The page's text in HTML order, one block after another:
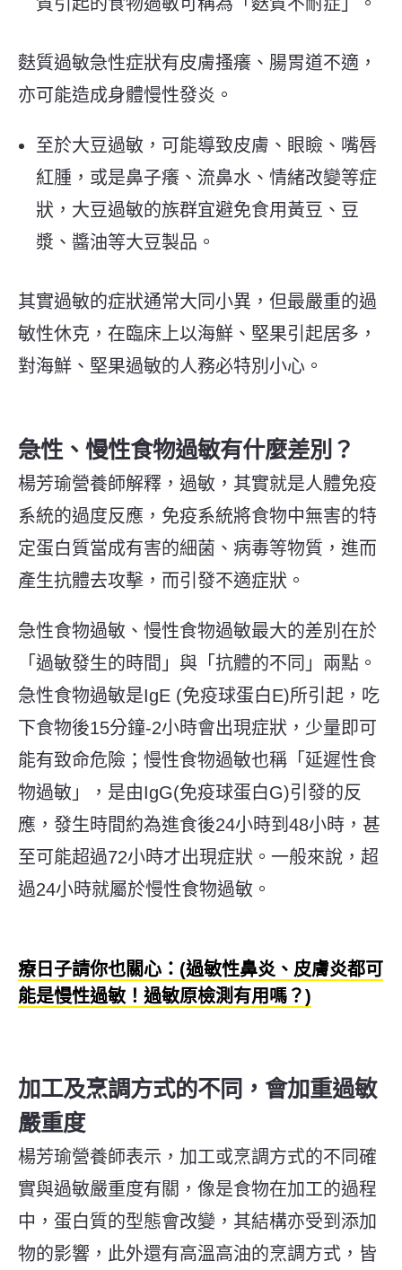
質引起的食物過敏可稱為「麩質不耐症」。
麩質過敏急性症狀有皮膚搔癢、腸胃道不適，
亦可能造成身體慢性發炎。
至於大豆過敏，可能導致皮膚、眼瞼、嘴唇
紅腫，或是鼻子癢、流鼻水、情緒改變等症
狀，大豆過敏的族群宜避免食用黃豆、豆
漿、醬油等大豆製品。
其實過敏的症狀通常大同小異，但最嚴重的過
敏性休克，在臨床上以海鮮、堅果引起居多，
對海鮮、堅果過敏的人務必特別小心。
急性、慢性食物過敏有什麼差別？
楊芳瑜營養師解釋，過敏，其實就是人體免疫
系統的過度反應，免疫系統將食物中無害的特
定蛋白質當成有害的細菌、病毒等物質 ，進而
產生抗體去攻擊，而引發不適症狀。
急性食物過敏、慢性食物過敏最大的差別在於
「過敏發生的時間」與「抗體的不同」兩點。
急性食物過敏是IgE (免疫球蛋白E)所引起，吃
下食物後15分鐘-2小時會出現症狀，少量即可
能有致命危險；慢性食物過敏也稱「延遲性食
物過敏」，是由IgG(免疫球蛋白G)引發的反
應，發生時間約為進食後24小時到48小時，甚
至可能超過72小時才出現症狀。一般來說，超
過24小時就屬於慢性食物過敏。
療日子請你也關心：(過敏性鼻炎、皮膚炎都可
能是慢性過敏！過敏原檢測有用嗎？)
加工及烹調方式的不同，會加重過敏
嚴重度
楊芳瑜營養師表示，加工或烹調方式的不同確
實與過敏嚴重度有關，像是食物在加工的過程
中，蛋白質的型態會改變，其結構亦受到添加
物的影響，此外還有高溫高油的烹調方式，皆